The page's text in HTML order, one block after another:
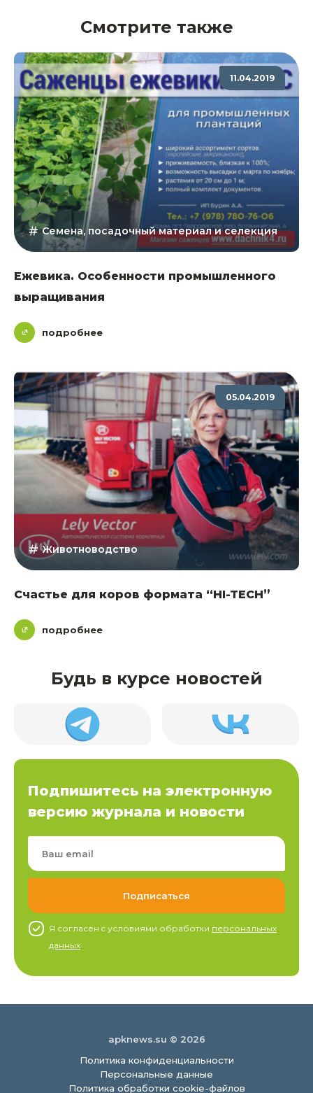
Смотрите также
11.04.2019
Семена, посадочный материал и селекция
Ежевика. Особенности промышленного
выращивания
подробнее
05.04.2019
Животноводство
Счастье для коров формата “HI-TECH”
подробнее
Будь в курсе новостей
Подпишитесь на электронную
версию журнала и новости
Я согласен c условиями обработки персональных
данных
apknews.su © 2026
Политика конфиденциальности
Персональные данные
Политика обработки cookie-файлов